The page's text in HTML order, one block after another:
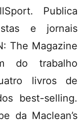
Publica
e jornais
The Magazine
do trabalho
livros de
best-selling.
da Maclean’s